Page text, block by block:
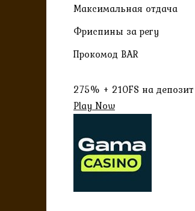
Максимальная отдача
Фриспины за регу
Прокомод BAR
275% + 210FS на депозит
Play Now